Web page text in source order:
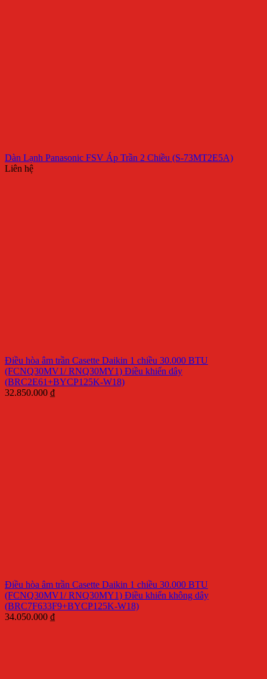
Dàn Lạnh Panasonic FSV Áp Trần 2 Chiều (S-73MT2E5A)
Liên hệ
Điều hòa âm trần Casette Daikin 1 chiều 30.000 BTU
(FCNQ30MV1/ RNQ30MY1) Điều khiển dây
(BRC2E61+BYCP125K-W18)
32.850.000 ₫
Điều hòa âm trần Casette Daikin 1 chiều 30.000 BTU
(FCNQ30MV1/ RNQ30MY1) Điều khiển không dây
(BRC7F633F9+BYCP125K-W18)
34.050.000 ₫